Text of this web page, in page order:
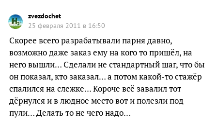
zvezdochet
25 февраля 2011 в 16:50
Скорее всего разрабатывали парня давно,
возможно даже заказ ему на кого то пришёл, на
него вышли… Сделали не стандартный шаг, что бы
он показал, кто заказал… а потом какой-то стажёр
спалился на слежке… Короче всё завалил тот
дёрнулся и в людное место вот и полезли под
пули… Делать то не чего надо…